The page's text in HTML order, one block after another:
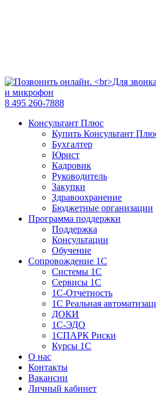
8 495 260-7888
Консультант Плюс
Купить Консультант
Бухгалтер
Юрист
Кадровик
Руководитель
Закупки
Здравоохранение
Бюджетные организации
Программа поддержки
Поддержка
Консультации
Обучение
Сопровождение 1С
Системы 1С
Сервисы 1С
1C-Отчетность
1С Реальная
ДОКИ
1C-ЭДО
1СПАРК Риски
Курсы 1С
О нас
Контакты
Вакансии
Личный кабинет